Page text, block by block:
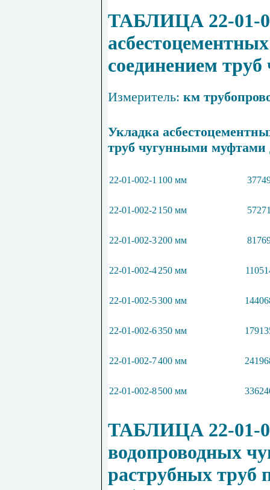
ТАБЛИЦА 22-01-
соединением
Измеритель: км
Укладка
труб чугунными муфтами
22-01-002-1 100 мм
22-01-002-2 150 мм
22-01-002-3200 мм
22-01-002-4250 мм
22-01-002-5300 мм
22-01-002-6350 мм
22-01-002-7400 мм
22-01-002-8500 мм
ТАБЛИЦА 22-01-
водопроводных
раструбных труб